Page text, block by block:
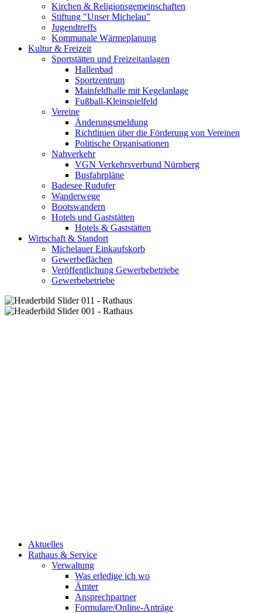
Kirchen & Religionsgemeinschaften
Stiftung "Unser Michelau"
Jugendtreffs
Kommunale Wärmeplanung
Kultur & Freizeit
Sportstätten und Freizeitanlagen
Hallenbad
Sportzentrum
Mainfeldhalle mit Kegelanlage
Fußball-Kleinspielfeld
Vereine
Änderungsmeldung
Richtlinien über die Förderung von Vereinen
Politische Organisationen
Nahverkehr
VGN Verkehrsverbund Nürnberg
Busfahrpläne
Badesee Rudufer
Wanderwege
Bootswandern
Hotels und Gaststätten
Hotels & Gaststätten
Wirtschaft & Standort
Michelauer Einkaufskorb
Gewerbeflächen
Veröffentlichung Gewerbebetriebe
Gewerbebetriebe
Aktuelles
Rathaus & Service
Verwaltung
Was erledige ich wo
Ämter
Ansprechpartner
Formulare/Online-Anträge